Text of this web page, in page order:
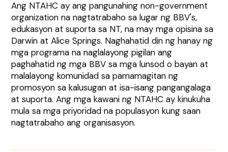
Ang NTAHC ay ang pangunahing non-government
organization na nagtatrabaho sa lugar ng BBV's,
edukasyon at suporta sa NT, na may mga opisina sa
Darwin at Alice Springs. Naghahatid din ng hanay ng
mga programa na naglalayong pigilan ang
paghahatid ng mga BBV sa mga lunsod o bayan at
malalayong komunidad sa pamamagitan ng
promosyon sa kalusugan at isa-isang pangangalaga
at suporta. Ang mga kawani ng NTAHC ay kinukuha
mula sa mga priyoridad na populasyon kung saan
nagtatrabaho ang organisasyon.